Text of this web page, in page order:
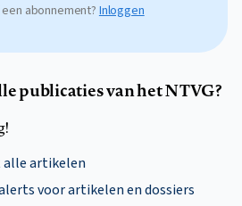
abonnement?Inloggen
publicaties van het NTVG?
artikelen
voor artikelen en dossiers